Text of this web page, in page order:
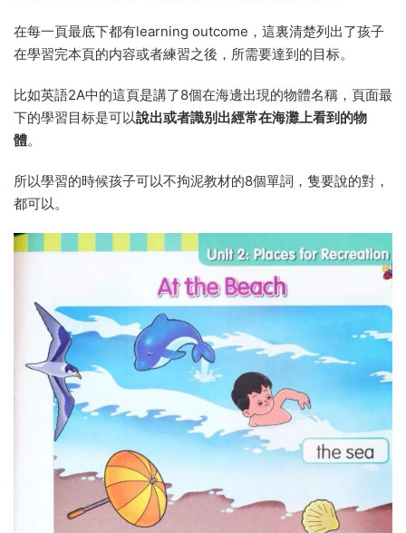
在每一頁最底下都有learning outcome，這裏清楚列出了孩子
在學習完本頁的内容或者練習之後，所需要達到的目标。
比如英語2A中的這頁是講了8個在海邊出現的物體名稱，頁面最
下的學習目标是可以說出或者識别出經常在海灘上看到的物
體。
所以學習的時候孩子可以不拘泥教材的8個單詞，隻要說的對，
都可以。